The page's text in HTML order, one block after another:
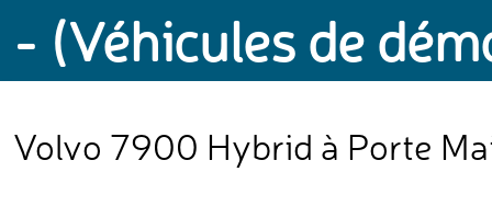
- (Véhicules de
Volvo 7900 Hybrid à Porte